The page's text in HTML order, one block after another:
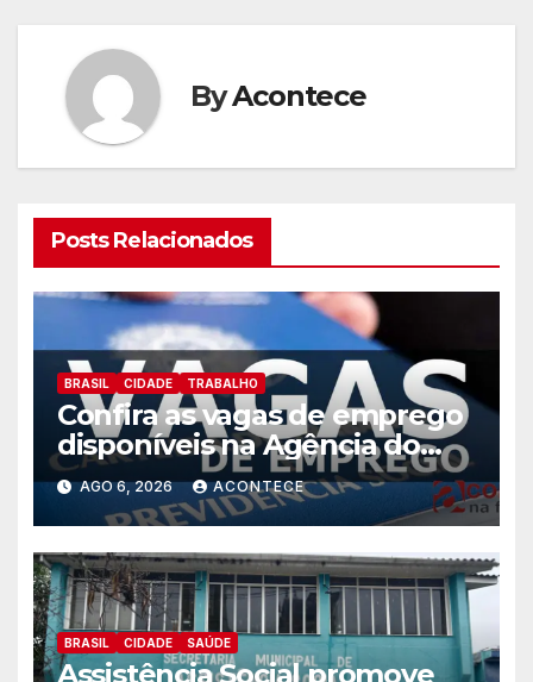
ByAcontece
Posts Relacionados
BRASIL CIDADE TRABALHO
Confira as vagas de emprego
disponíveis na Agência do
Trabalhador
AGO 6, 2026 ACONTECE
BRASIL CIDADE SAÚDE
Assistência Social promove